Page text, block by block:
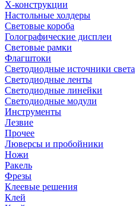
Х-конструкции
Настольные холдеры
Световые короба
Голографические дисплеи
Световые рамки
Флагштоки
Светодиодные источники света
Светодиодные ленты
Светодиодные линейки
Светодиодные модули
Инструменты
Лезвие
Прочее
Люверсы и пробойники
Ножи
Ракель
Фрезы
Клеевые решения
Клей